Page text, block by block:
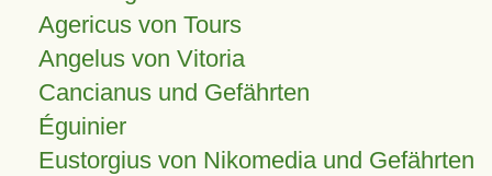
Agericus von Tours
Angelus von Vitoria
Cancianus und Gefährten
Éguinier
Eustorgius von Nikomedia und Gefährten